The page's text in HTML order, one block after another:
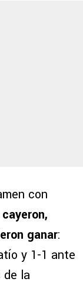
con
ganar:
y 1-1 ante
de la